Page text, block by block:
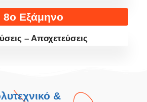
8ο Εξάμηνο
– Αποχετεύσεις
&